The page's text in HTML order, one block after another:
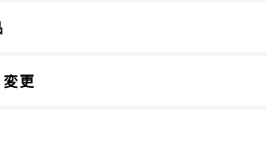
更